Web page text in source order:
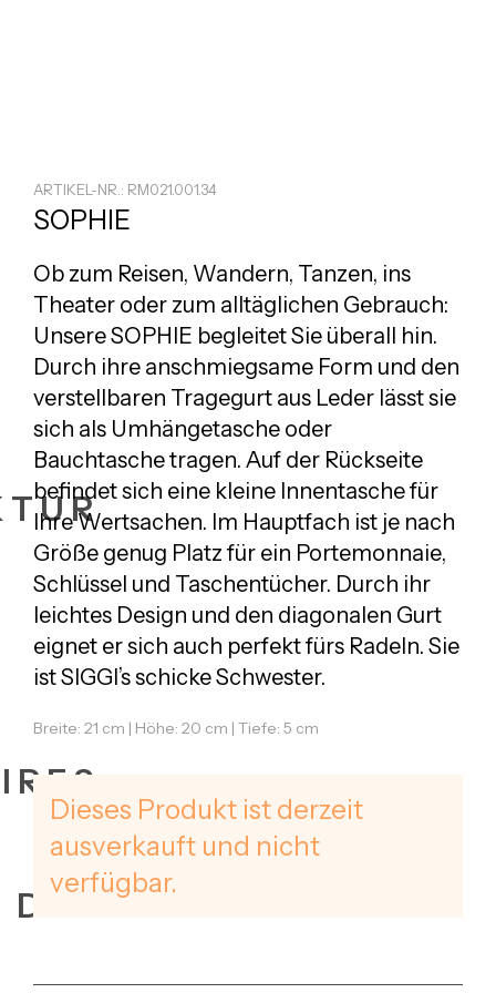
DATES
ARTIKEL-NR.: RM021.001.34
SOPHIE
Ob zum Reisen, Wandern, Tanzen, ins
Theater oder zum alltäglichen Gebrauch:
Unsere SOPHIE begleitet Sie überall hin.
Durch ihre anschmiegsame Form und den
verstellbaren Tragegurt aus Leder lässt sie
sich als Umhängetasche oder
Bauchtasche tragen. Auf der Rückseite
befindet sich eine kleine Innentasche für
Ihre Wertsachen. Im Hauptfach ist je nach
Größe genug Platz für ein Portemonnaie,
Schlüssel und Taschentücher. Durch ihr
leichtes Design und den diagonalen Gurt
eignet er sich auch perfekt fürs Radeln. Sie
ist SIGGI’s schicke Schwester.
Breite: 21 cm | Höhe: 20 cm | Tiefe: 5 cm
Dieses Produkt ist derzeit
ausverkauft und nicht
verfügbar.